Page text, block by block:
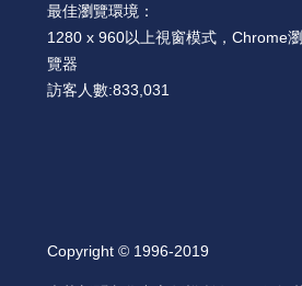
最佳瀏覽環境：
1280 x 960以上視窗模式，Chrome瀏
覽器
訪客人數:833,031
Copyright © 1996-2019